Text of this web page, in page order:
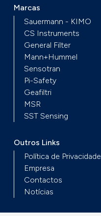
Marcas
Sauermann - KIMO
CS Instruments
General Filter
Mann+Hummel
Sensotran
Pi-Safety
Geafiltri
MSR
SST Sensing
Outros Links
Política de Privacidade
Empresa
Contactos
Notícias